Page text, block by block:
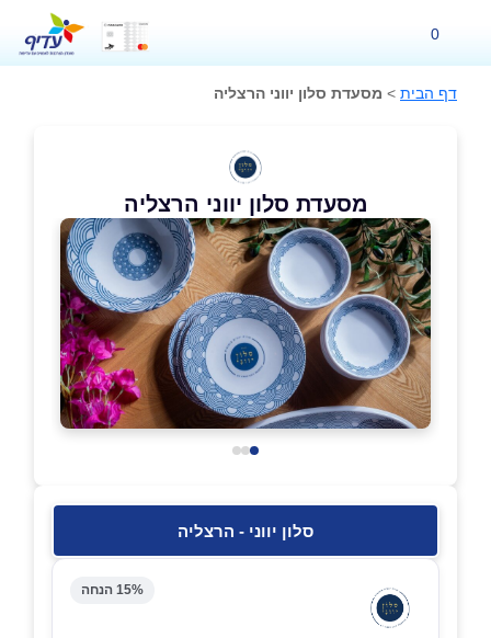
0
דף הבית > מסעדת סלון יווני הרצליה
מסעדת סלון יווני הרצליה
סלון יווני - הרצליה
15% הנחה